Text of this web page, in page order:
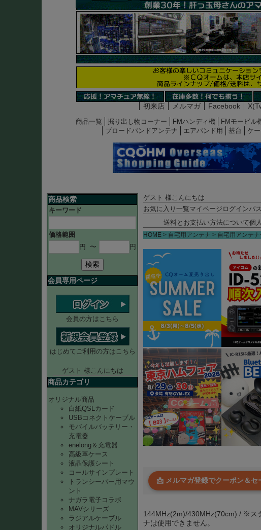
初来店 メルマガ Facebook
商品一覧 掘り出し物コーナー FMハンディ機 FMモービル
ブロードバンドアンテナ
エアバンド用 基台 ケ
商品検索
キーワード
価格範囲
円
〜 円
検索
会員専用ページ
会員の方はこちら
はじめてご利用の方はこちら
ゲスト 様こんにちは
商品カテゴリ
オリジナル商品
白紙QSLカード
USBコネクトケーブル
モバイルバッテリー・
充電器
enelong＆充電器
高級革ケース
液晶保護シート
コールサインプレート
トランシーバー用マウ
ント
ナガラ電子コラボ
MAVシリーズ
ラジアルケーブル
オリジナルパドル
ゲスト 様こんにちは
お気に入り一覧マイページ ログインパ
送料とお支払い方法について個
HOME 自宅用アンテナ 自宅用アンテナ
📩 メルマガ登録でクーポン＆セ
144MHz(2m)/430MHz(70cm) / ※ス
ナは使用できません。